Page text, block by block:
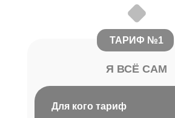
Я ВСЁ САМ
ТАРИФ №1
Для кого тариф